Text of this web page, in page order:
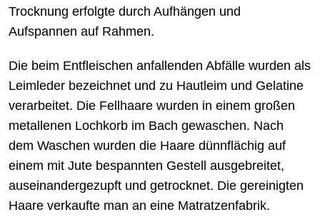
Trocknung erfolgte durch Aufhängen und
Aufspannen auf Rahmen.
Die beim Entfleischen anfallenden Abfälle wurden als
Leimleder bezeichnet und zu Hautleim und Gelatine
verarbeitet. Die Fellhaare wurden in einem großen
metallenen Lochkorb im Bach gewaschen. Nach
dem Waschen wurden die Haare dünnflächig auf
einem mit Jute bespannten Gestell ausgebreitet,
auseinandergezupft und getrocknet. Die gereinigten
Haare verkaufte man an eine Matratzenfabrik.